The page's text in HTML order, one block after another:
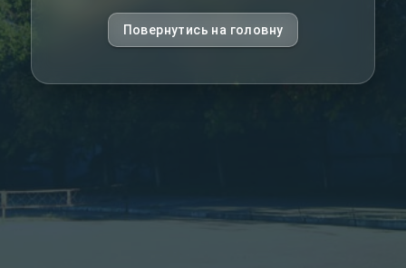
Повернутись на головну